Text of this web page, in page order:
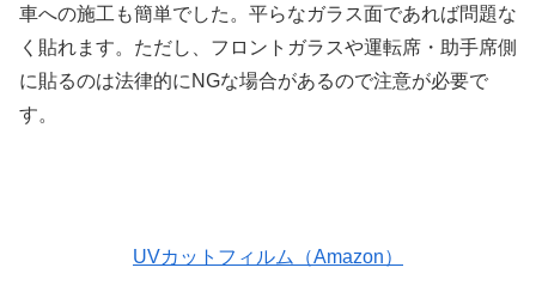
車への施工も簡単でした。平らなガラス面であれば問題な
く貼れます。ただし、フロントガラスや運転席・助手席側
に貼るのは法律的にNGな場合があるので注意が必要で
す。
UVカットフィルム（Amazon）